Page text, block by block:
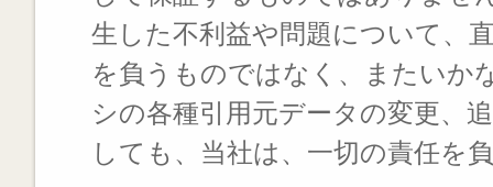
生した不利益や問題について、
を負うものではなく、またいか
シの各種引用元データの変更、
しても、当社は、一切の責任を